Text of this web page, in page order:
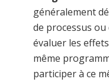
généralement
de processus
évaluer les
même
participer à ce